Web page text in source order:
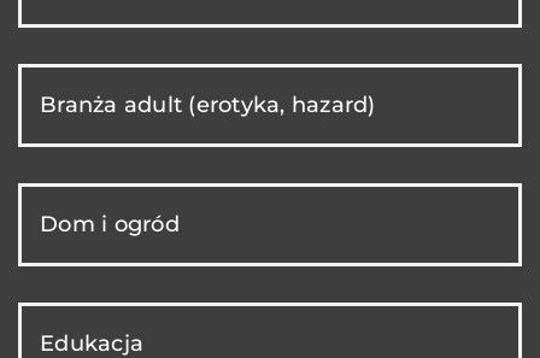
Branża adult (erotyka, hazard)
Dom i ogród
Edukacja